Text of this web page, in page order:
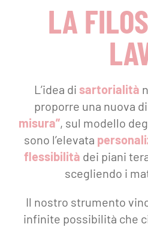
LA
L’idea di sartorialità
proporre una nuova
misura”, sul modello
sono l’elevata
flessibilità dei piani
scegliendo i
Il nostro strumento
infinite possibilità che